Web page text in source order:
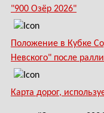
"900 Озёр 2026"
Положение в Кубке
Невского" после
Карта дорог,